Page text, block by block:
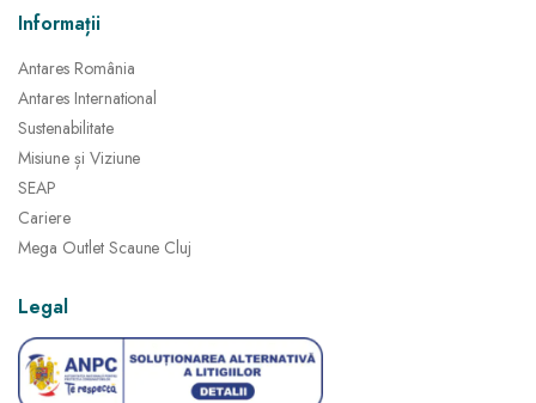
Informații
Antares România
Antares International
Sustenabilitate
Misiune și Viziune
SEAP
Cariere
Mega Outlet Scaune Cluj
Legal